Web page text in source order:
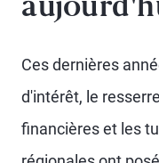
Ces dernières
d'intérêt, le
financières et les